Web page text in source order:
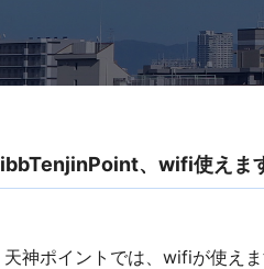
ibbTenjinPoint、wifi使えま
天神ポイントでは、wifiが使え